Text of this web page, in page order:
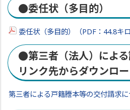
●委任状（多目的）
委任状（多目的）（PDF：44.8キ
●第三者（法人）によ
リンク先からダウンロ
第三者による戸籍謄本等の交付請求